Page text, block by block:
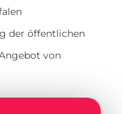
der öffentlichen
von